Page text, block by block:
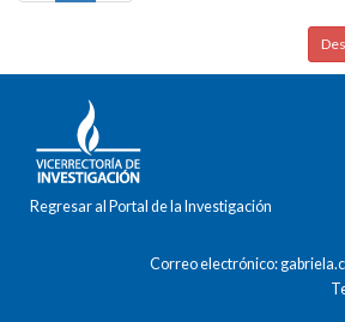
Regresar al Portal de la Investigación
Correo electrónico: